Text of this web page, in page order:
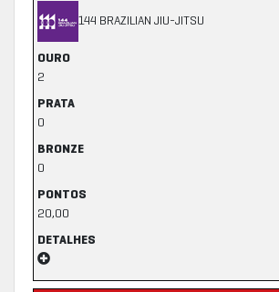
144 BRAZILIAN JIU-JITSU
OURO
2
PRATA
0
BRONZE
0
PONTOS
20,00
DETALHES